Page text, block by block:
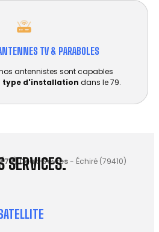
TV & PARABOLES
antennistes sont capables
type d'installation dans le 79.
(79) Deux-Sèvres- Échiré (79410)
SERVICES.